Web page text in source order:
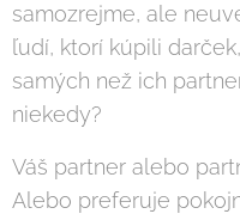
samozrejme, ale
ľudí, ktorí kúpili
samých než ich
niekedy?
Váš partner alebo
Alebo preferuje